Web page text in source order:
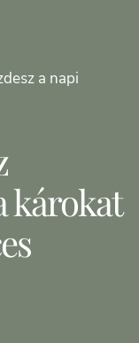
a napi
károkat